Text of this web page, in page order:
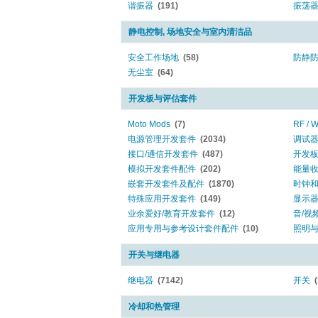
谐振器 (191) 振荡
静电控制, 场地安全与室内清洁品
安全工作场地 (58)
防静
无尘室 (64)
开发板与评估套件
Moto Mods (7)
RF /
电源管理开发套件 (2034)
调试
接口/通信开发套件 (487)
开发
模拟开发套件配件 (202)
能量
嵌套开发套件及配件 (1870)
时钟
特殊应用开发套件 (149)
显示
业余爱好/教育开发套件 (12)
音/视
应用专用与参考设计套件配件 (10) 照明
开关与继电器
继电器 (7142) 开关
冷却和热管理